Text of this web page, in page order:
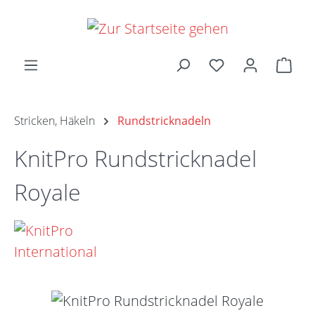
Zum Hauptinhalt springen
Stricken, Häkeln Rundstricknadeln
KnitPro Rundstricknadel
Royale
Bildergalerie überspringen